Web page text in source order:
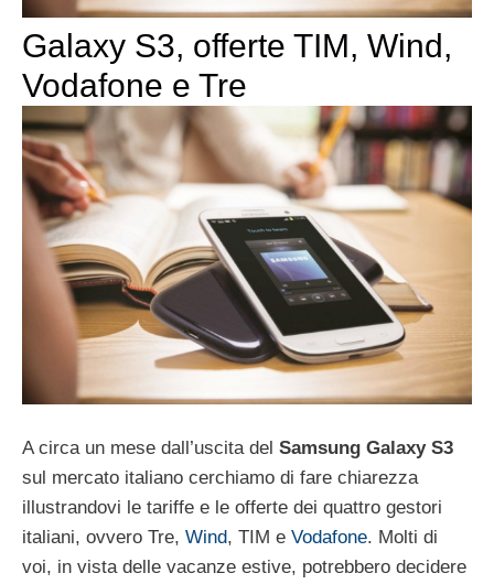
Galaxy S3, offerte TIM, Wind,
Vodafone e Tre
A circa un mese dall’uscita del Samsung Galaxy S3
sul mercato italiano cerchiamo di fare chiarezza
illustrandovi le tariffe e le offerte dei quattro gestori
italiani, ovvero Tre, Wind, TIM e Vodafone. Molti di
voi, in vista delle vacanze estive, potrebbero decidere